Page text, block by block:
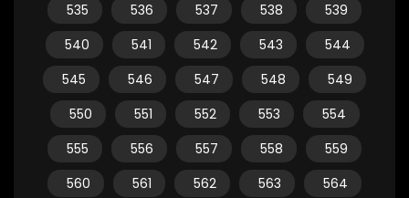
535
536 537 538
539
540
541 542 543
544
545
546 547 548
549
550
551 552 553
554
555
556 557 558
559
560
561 562 563
564